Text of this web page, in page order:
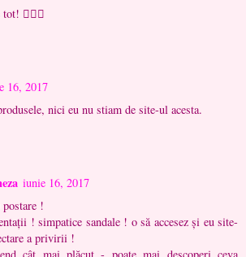
✌🏻💝
16, 2017
nici eu nu stiam de site-ul acesta.
iunie 16, 2017
!
! simpatice sandale ! o să accesez şi eu site-
a privirii !